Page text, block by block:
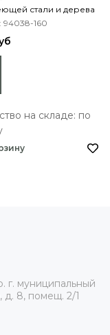
стали и дерева
94038-160
на складе: по
г. муниципальный
д. 8, помещ. 2/1